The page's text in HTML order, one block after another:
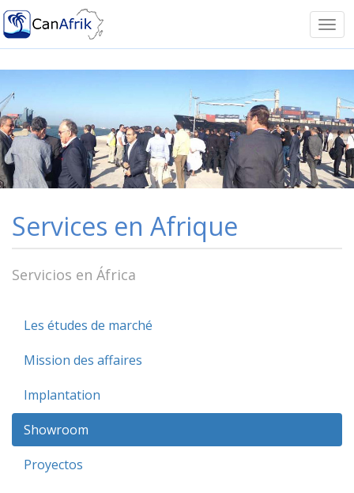
Notice: Undefined offset: -1 in
/homepages/41/d599293751/htdocs/canafrik/
on line 11
Services en Afrique
Servicios en África
Les études de marché
Mission des affaires
Implantation
Showroom
Proyectos